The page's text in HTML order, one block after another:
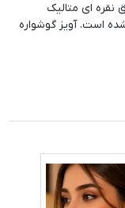
نقره ای متالیک
است. آویز گوشواره